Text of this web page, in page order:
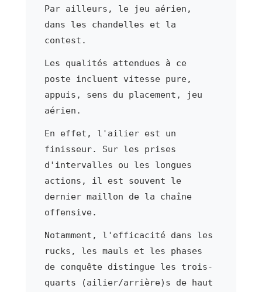
Par ailleurs, le jeu aérien,
dans les chandelles et la
contest.
Les qualités attendues à ce
poste incluent vitesse pure,
appuis, sens du placement, jeu
aérien.
En effet, l'ailier est un
finisseur. Sur les prises
d'intervalles ou les longues
actions, il est souvent le
dernier maillon de la chaîne
offensive.
Notamment, l'efficacité dans les
rucks, les mauls et les phases
de conquête distingue les trois-
quarts (ailier/arrière)s de haut